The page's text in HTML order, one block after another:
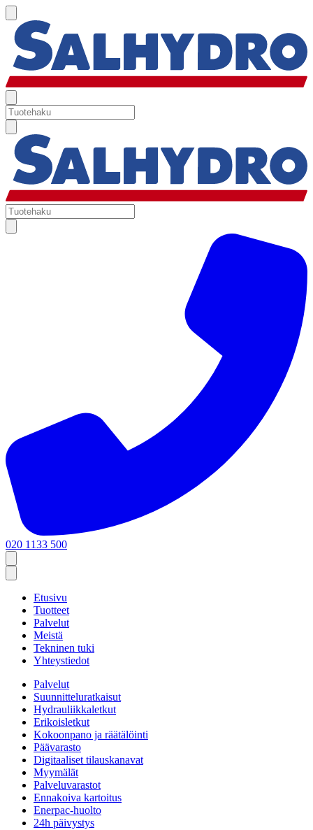
020 1133 500
Etusivu
Tuotteet
Palvelut
Meistä
Tekninen tuki
Yhteystiedot
Palvelut
Suunnitteluratkaisut
Hydrauliikkaletkut
Erikoisletkut
Kokoonpano ja räätälöinti
Päävarasto
Digitaaliset tilauskanavat
Myymälät
Palveluvarastot
Ennakoiva kartoitus
Enerpac-huolto
24h päivystys